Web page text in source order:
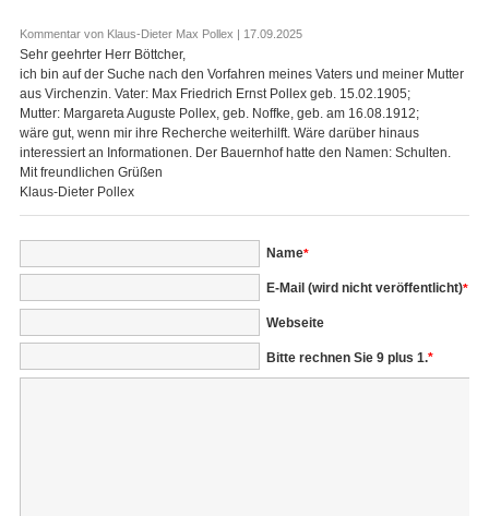
Kommentar von Klaus-Dieter Max Pollex | 17.09.2025
Sehr geehrter Herr Böttcher,
ich bin auf der Suche nach den Vorfahren meines Vaters und meiner Mutter
aus Virchenzin. Vater: Max Friedrich Ernst Pollex geb. 15.02.1905;
Mutter: Margareta Auguste Pollex, geb. Noffke, geb. am 16.08.1912;
wäre gut, wenn mir ihre Recherche weiterhilft. Wäre darüber hinaus
interessiert an Informationen. Der Bauernhof hatte den Namen: Schulten.
Mit freundlichen Grüßen
Klaus-Dieter Pollex
Pflichtfeld
Name*
Pflichtfeld
E-Mail (wird nicht veröffentlicht)*
Webseite
Bitte rechnen Sie 9 plus 1.*